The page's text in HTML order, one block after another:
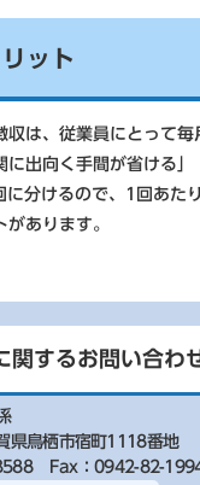
ット
は、従業員にとって毎
に出向く手間が省ける」
に分けるので、1回あた
あります。
関するお問い合わ
県鳥栖市宿町1118番地
Fax：0942-82-